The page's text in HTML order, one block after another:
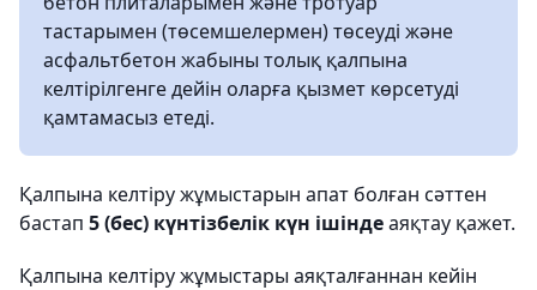
тастарымен (төсемшелермен) төсеуді және
асфальтбетон жабыны толық қалпына
келтірілгенге дейін оларға қызмет көрсетуді
қамтамасыз етеді.
Қалпына келтіру жұмыстарын апат болған сәттен
бастап 5 (бес) күнтізбелік күн ішіндеаяқтау қажет.
Қалпына келтіру жұмыстары аяқталғаннан кейін